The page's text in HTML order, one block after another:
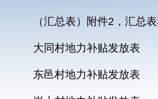
（汇总表）附件2，汇总
大同村地力补贴发放表
东邑村地力补贴发放表